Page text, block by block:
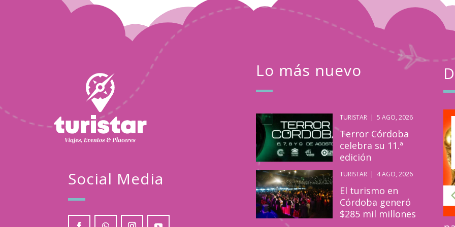
Social Media
Lo más nuevo
TURISTAR | 5 AGO, 2026
Terror Córdoba
celebra su 11.ª
edición
TURISTAR | 4 AGO, 2026
El turismo en
Córdoba generó
$285 mil millones
Joaquin Salomon Turistar
19